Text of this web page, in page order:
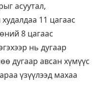
асуутал,
11 цагаас
8 цагаас
нь дугаар
дугаар авсан хүмүүс
үзүүлээд махаа